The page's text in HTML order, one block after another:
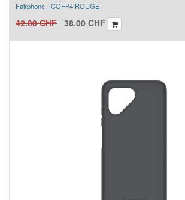
Fairphone - COFP4 ROUGE
42.00CHF 38.00 CHF